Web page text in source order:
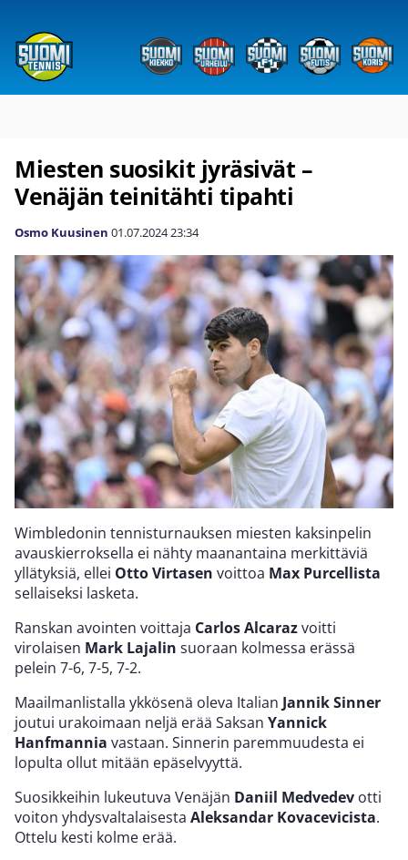
Miesten suosikit jyräsivät –
Venäjän teinitähti tipahti
Osmo Kuusinen 01.07.202423:34
Wimbledonin tennisturnauksen miesten kaksinpelin
avauskierroksella ei nähty maanantaina merkittäviä
yllätyksiä, ellei Otto Virtasen voittoa Max Purcellista
sellaiseksi lasketa.
Ranskan avointen voittaja Carlos Alcarazvoitti
virolaisen Mark Lajalin suoraan kolmessa erässä
pelein 7-6, 7-5, 7-2.
Maailmanlistalla ykkösenä oleva Italian Jannik Sinner
joutui urakoimaan neljä erää Saksan Yannick
Hanfmannia vastaan. Sinnerin paremmuudesta ei
lopulta ollut mitään epäselvyyttä.
Suosikkeihin lukeutuva Venäjän Daniil Medvedev otti
voiton yhdysvaltalaisesta Aleksandar Kovacevicista.
Ottelu kesti kolme erää.